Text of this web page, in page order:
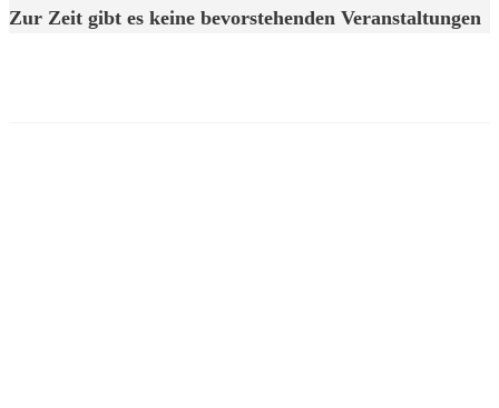
Zur Zeit gibt es keine bevorstehenden Veranstaltungen